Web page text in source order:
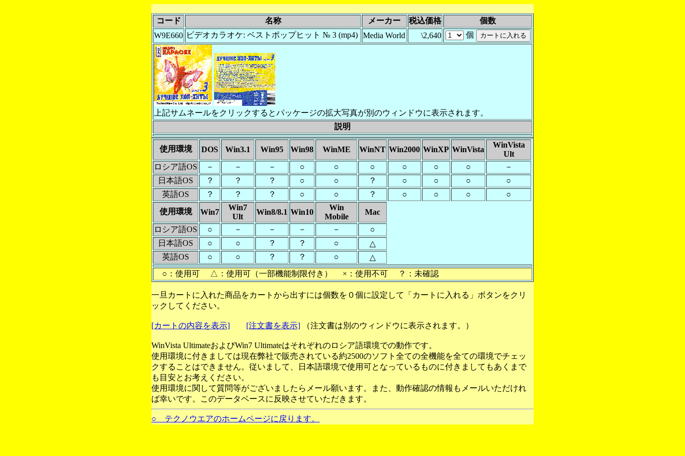
コード 名称 メーカー 税込価格
個数
W9E660 ビデオカラオケ: ベストポップヒット № 3 (mp4) Media World \2,640 個
上記サムネールをクリックするとパッケージの拡大写真が別のウィンドウに表示されます。
説明
使用環境 DOS Win3.1 Win95 Win98 WinME WinNT Win2000 WinXP WinVista
WinVista
Ult
ロシア語OS
－ － － ○ ○ ○ ○ ○ ○
－
日本語OS
？ ？ ？ ○ ○ ？ ○ ○ ○
○
英語OS
？ ？ ？ ○ ○ ？ ○ ○ ○
○
使用環境
Win7
Win7
Ult
Win8/8.1 Win10
Win
Mobile
Mac
ロシア語OS
○ － － － －
○
日本語OS
○ ○ ？ ？ ○
△
英語OS
○ ○ ？ ？ ○
△
○：使用可 △：使用可（一部機能制限付き） ×：使用不可 ？：未確認
一旦カートに入れた商品をカートから出すには個数を０個に設定して「カートに入れる」ボタンをクリ
ックしてください。
[カートの内容を表示] [注文書を表示] （注文書は別のウィンドウに表示されます。）
WinVista UltimateおよびWin7 Ultimateはそれぞれのロシア語環境での動作です。
使用環境に付きましては現在弊社で販売されている約2500のソフト全ての全機能を全ての環境でチェッ
クすることはできません。従いまして、日本語環境で使用可となっているものに付きましてもあくまで
も目安とお考えください。
使用環境に関して質問等がございましたらメール願います。また、動作確認の情報もメールいただけれ
ば幸いです。このデータベースに反映させていただきます。
○ テクノウエアのホームページに戻ります。